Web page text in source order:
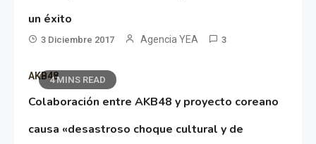
un éxito
3 Diciembre 2017 Agencia YEA 3
4 MINS READ
AKB48
Colaboración entre AKB48 y proyecto coreano
causa «desastroso choque cultural y de